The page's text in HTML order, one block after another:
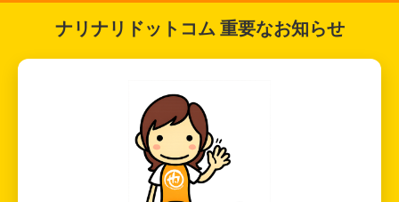
ナリナリドットコム 重要なお知らせ